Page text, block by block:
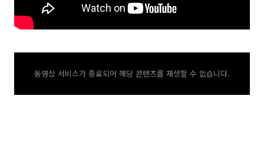
동영상 서비스가 종료되어 해당 콘텐츠를 재생할 수 없습니다.